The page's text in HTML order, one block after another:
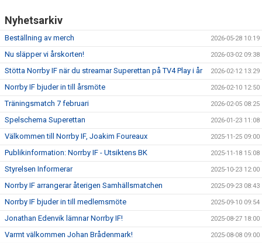
Nyhetsarkiv
Beställning av merch 2026-05-28 10:19
Nu släpper vi årskorten! 2026-03-02 09:38
Stötta Norrby IF när du streamar Superettan på TV4 Play i år 2026-02-12 13:29
Norrby IF bjuder in till årsmöte 2026-02-10 12:50
Träningsmatch 7 februari 2026-02-05 08:25
Spelschema Superettan 2026-01-23 11:08
Välkommen till Norrby IF, Joakim Foureaux 2025-11-25 09:00
Publikinformation: Norrby IF - Utsiktens BK 2025-11-18 15:08
Styrelsen Informerar 2025-10-23 12:00
Norrby IF arrangerar återigen Samhällsmatchen 2025-09-23 08:43
Norrby IF bjuder in till medlemsmöte 2025-09-10 09:54
Jonathan Edenvik lämnar Norrby IF! 2025-08-27 18:00
Varmt välkommen Johan Brådenmark! 2025-08-08 09:00